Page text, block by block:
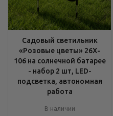
Садовый светильник
«Розовые цветы» 26X-
106 на солнечной батарее
- набор 2 шт, LED-
подсветка, автономная
работа
В наличии